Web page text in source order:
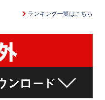
ランキング一覧はこちら